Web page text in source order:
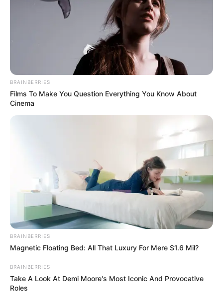
BRAINBERRIES
Films To Make You Question Everything You Know About
Cinema
BRAINBERRIES
Magnetic Floating Bed: All That Luxury For Mere $1.6 Mil?
BRAINBERRIES
Take A Look At Demi Moore's Most Iconic And Provocative
Roles